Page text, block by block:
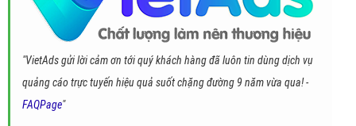
"VietAds gửi lời cảm ơn tới quý khách hàng đã luôn tin dùng dịch vụ
quảng cáo trực tuyến hiệu quả suốt chặng đường 9 năm vừa qua! -
FAQPage"